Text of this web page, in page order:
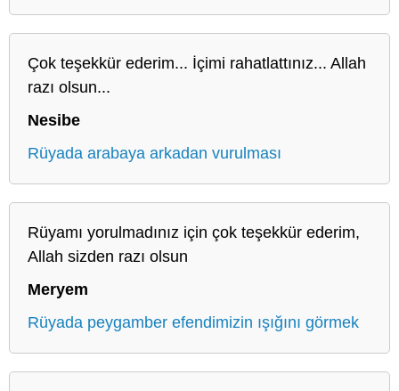
Çok teşekkür ederim... İçimi rahatlattınız... Allah
razı olsun...
Nesibe
Rüyada arabaya arkadan vurulması
Rüyamı yorulmadınız için çok teşekkür ederim,
Allah sizden razı olsun
Meryem
Rüyada peygamber efendimizin ışığını görmek